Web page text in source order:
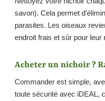
savon). Cela permet
parasites. Les oiseaux
endroit frais et sûr pour leur
Acheter un nichoir ?
Commander est simple,
toute sécurité avec iDEAL,